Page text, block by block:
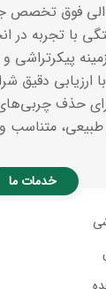
فوق تخصص
با تجربه در
پیکرتراشی
ارزیابی دقیق
حذف
متناسب
خدمات ما